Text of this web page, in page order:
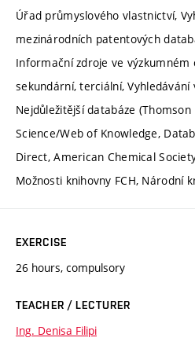
Úřad průmyslového vlastnictví,
mezinárodních patentových
Informační zdroje ve výzkumném
sekundární, terciální, Vyhledávání
Nejdůležitější databáze
Science/Web of Knowledge,
Direct, American Chemical
Možnosti knihovny FCH, Národní
EXERCISE
26 hours, compulsory
TEACHER / LECTURER
Ing. Denisa Filipi